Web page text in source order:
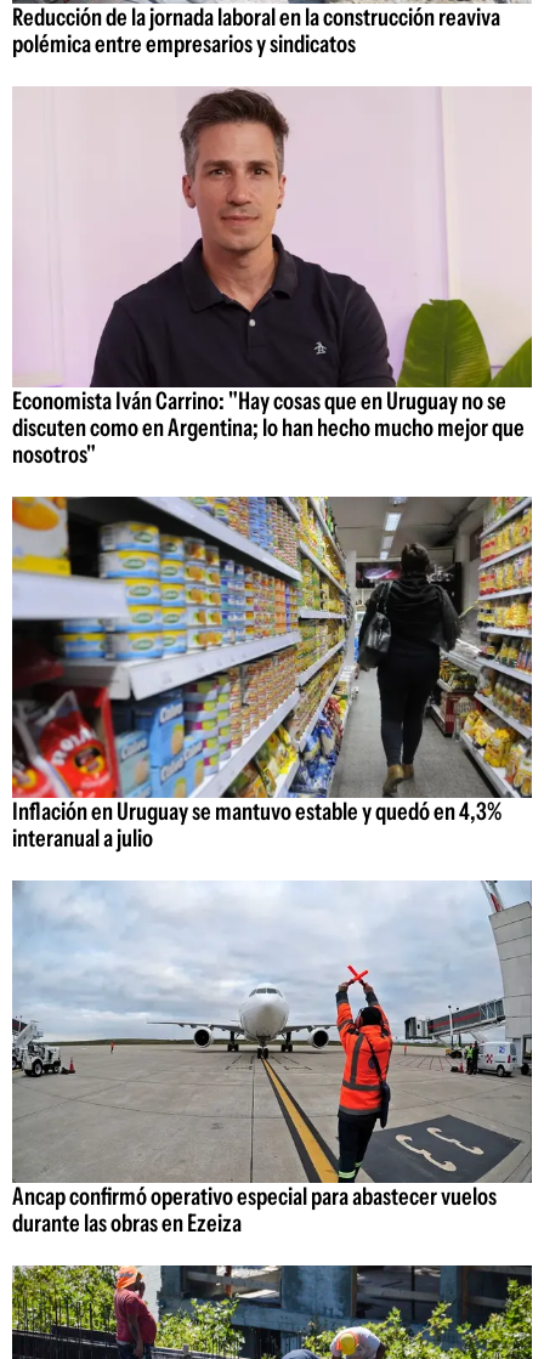
Reducción de la jornada laboral en la construcción reaviva
polémica entre empresarios y sindicatos
Economista Iván Carrino: "Hay cosas que en Uruguay no se
discuten como en Argentina; lo han hecho mucho mejor que
nosotros"
Inflación en Uruguay se mantuvo estable y quedó en 4,3%
interanual a julio
Ancap confirmó operativo especial para abastecer vuelos
durante las obras en Ezeiza